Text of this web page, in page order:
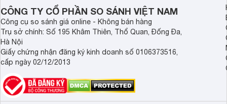
Demax, Hubert và
CÔNG TY CỔ PHẦN SO SÁNH VIỆT NAM
Công cụ so sánh giá online - Không bán hàng
Trụ sở chính: Số 195 Khâm Thiên, Thổ Quan, Đống Đa,
Hà Nội
Giấy chứng nhận đăng ký kinh doanh số 0106373516,
cấp ngày 02/12/2013